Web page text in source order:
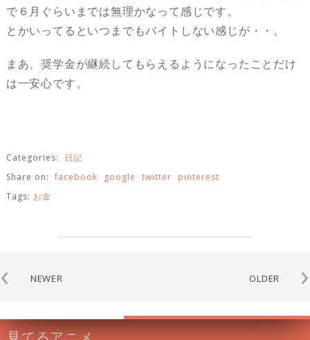
で６月ぐらいまでは無理かなって感じです。
とかいってるといつまでもバイトしない感じが・・。
まあ、奨学金が継続してもらえるようになったことだけ
は一安心です。
Categories:
日記
Share on: facebook google twitter
pinterest
Tags: お金
‹ NEWER OLDER ›